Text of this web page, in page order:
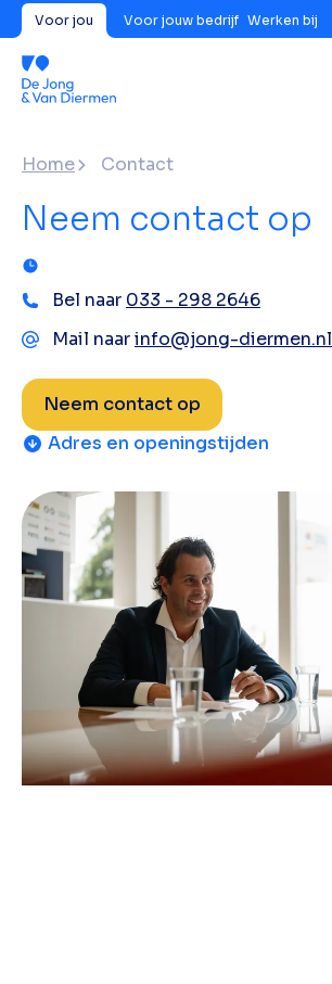
Voor jou Voor jouw bedrijf Werken bij
Home Contact
Neem contact op
Bel naar 033 - 298 2646
Mail naarinfo@jong-diermen.nl
Neem contact op
Adres en openingstijden